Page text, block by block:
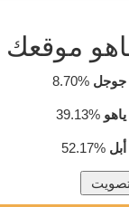
جوجل 8.70%
ياهو 39.13%
أبل 52.17%